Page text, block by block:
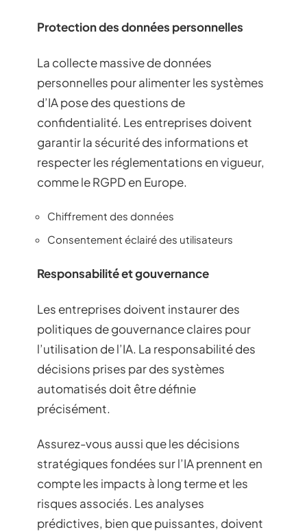
Protection des données personnelles
La collecte massive de données
personnelles pour alimenter les systèmes
d’IA pose des questions de
confidentialité. Les entreprises doivent
garantir la sécurité des informations et
respecter les réglementations en vigueur,
comme le RGPD en Europe.
Chiffrement des données
Consentement éclairé des utilisateurs
Responsabilité et gouvernance
Les entreprises doivent instaurer des
politiques de gouvernance claires pour
l’utilisation de l’IA. La responsabilité des
décisions prises par des systèmes
automatisés doit être définie
précisément.
Assurez-vous aussi que les décisions
stratégiques fondées sur l’IA prennent en
compte les impacts à long terme et les
risques associés. Les analyses
prédictives, bien que puissantes, doivent